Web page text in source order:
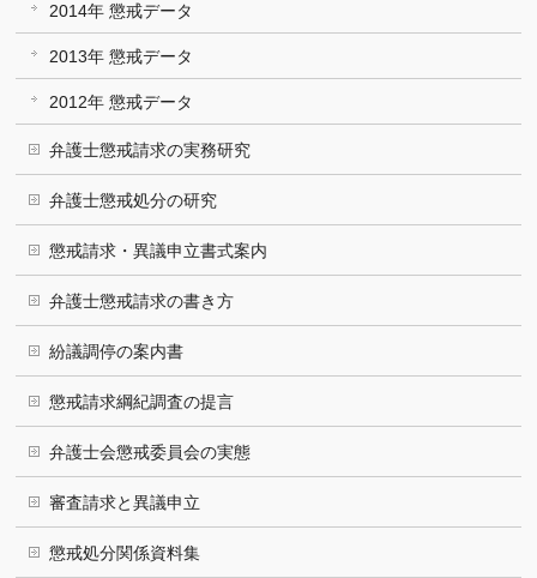
2014年 懲戒データ
2013年 懲戒データ
2012年 懲戒データ
弁護士懲戒請求の実務研究
弁護士懲戒処分の研究
懲戒請求・異議申立書式案内
弁護士懲戒請求の書き方
紛議調停の案内書
懲戒請求綱紀調査の提言
弁護士会懲戒委員会の実態
審査請求と異議申立
懲戒処分関係資料集